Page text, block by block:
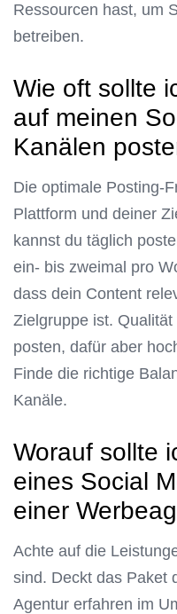
Ressourcen hast, um
betreiben.
Wie oft sollte
auf meinen
Kanälen
Die optimale Posting-
Plattform und deiner
kannst du täglich
ein- bis zweimal pro
dass dein Content
Zielgruppe ist.
posten, dafür aber
Finde die richtige
Kanäle.
Worauf sollte
eines Social
einer
Achte auf die
sind. Deckt das Paket
Agentur erfahren im